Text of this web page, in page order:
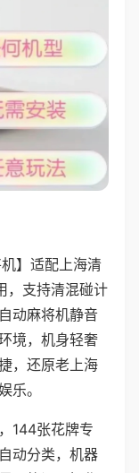
机】适配上海清
，支持清混碰计
动麻将机静音
境，机身轻奢
，还原老上海
乐。
144张花牌专
动分类，机器